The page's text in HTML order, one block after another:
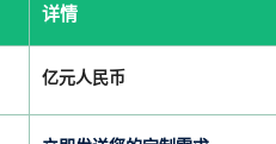
详情
亿元人民币